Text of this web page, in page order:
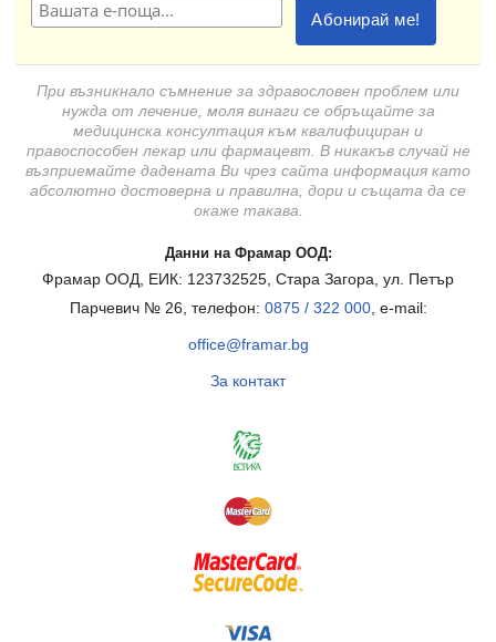
При възникнало съмнение за здравословен проблем или
нужда от лечение, моля винаги се обръщайте за
медицинска консултация към квалифициран и
правоспособен лекар или фармацевт. В никакъв случай не
възприемайте дадената Ви чрез сайта информация като
абсолютно достоверна и правилна, дори и същата да се
окаже такава.
Данни на Фрамар ООД:
Фрамар ООД, ЕИК: 123732525, Стара Загора, ул. Петър
Парчевич № 26, телефон: 0875 / 322 000, e-mail:
office@framar.bg
За контакт